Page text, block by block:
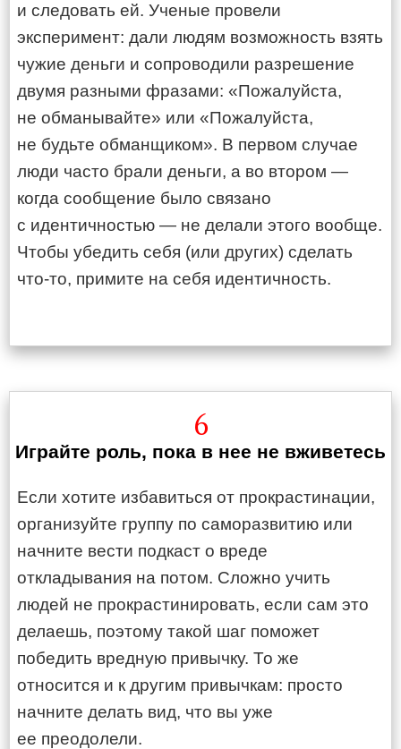
и следовать ей. Ученые провели
эксперимент: дали людям возможность взять
чужие деньги и сопроводили разрешение
двумя разными фразами: «Пожалуйста,
не обманывайте» или «Пожалуйста,
не будьте обманщиком». В первом случае
люди часто брали деньги, а во втором —
когда сообщение было связано
с идентичностью — не делали этого вообще.
Чтобы убедить себя (или других) сделать
что-то, примите на себя идентичность.
6
Играйте роль, пока в нее не вживетесь
Если хотите избавиться от прокрастинации,
организуйте группу по саморазвитию или
начните вести подкаст о вреде
откладывания на потом. Сложно учить
людей не прокрастинировать, если сам это
делаешь, поэтому такой шаг поможет
победить вредную привычку. То же
относится и к другим привычкам: просто
начните делать вид, что вы уже
ее преодолели.